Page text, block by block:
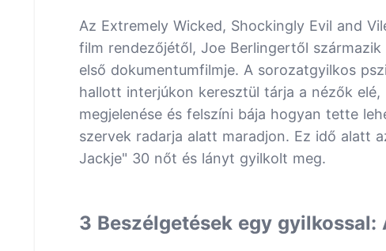
Az Extremely Wicked, Shockingly Evil and
film rendezőjétől, Joe Berlingertől
első dokumentumfilmje. A sorozatgyilkos
hallott interjúkon keresztül tárja a nézők
megjelenése és felszíni bája hogyan tette
szervek radarja alatt maradjon. Ez idő alatt
Jackje" 30 nőt és lányt gyilkolt meg.
3 Beszélgetések egy gyilkossal: